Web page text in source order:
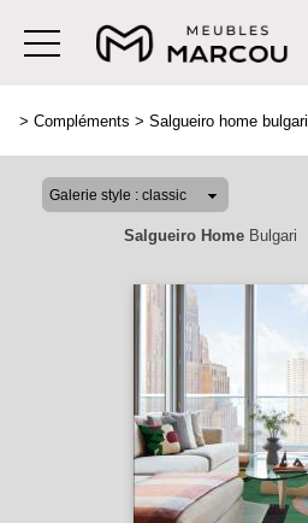
> Compléments > Salgueiro home bulgari
Salgueiro HomeBulgari